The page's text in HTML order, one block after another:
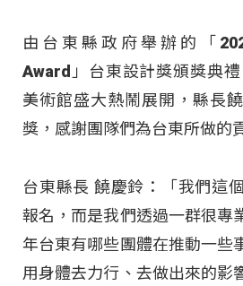
由台東縣政府舉辦的「
Award」台東設計獎頒獎典
美術館盛大熱鬧展開，縣長
獎，感謝團隊們為台東所做的
台東縣長 饒慶鈴：「我們這
報名，而是我們透過一群很專
年台東有哪些團體在推動一些
用身體去力行、去做出來的影